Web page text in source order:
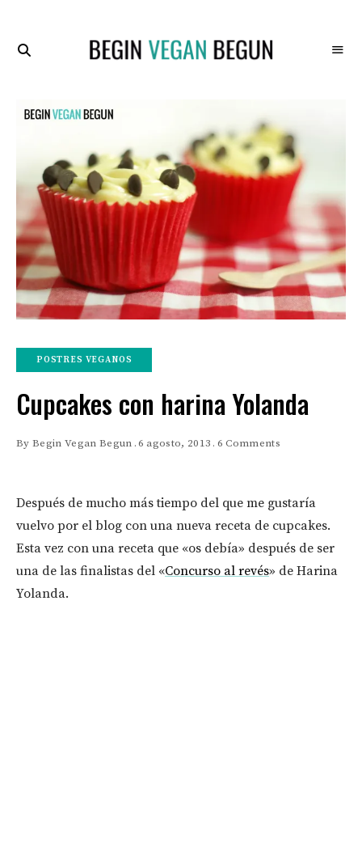
BEGUN
POSTRES VEGANOS
Cupcakes con harina Yolanda
By Begin Vegan Begun 6 agosto, 2013 6 Comments
Después de mucho más tiempo del que me gustaría
vuelvo por el blog con una nueva receta de cupcakes.
Esta vez con una receta que «os debía» después de ser
una de las finalistas del «Concurso al revés» de Harina
Yolanda.